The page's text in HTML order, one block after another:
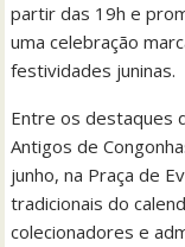
partir das 19h e
uma celebração
festividades juninas.
Entre os destaques
Antigos de
junho, na Praça de
tradicionais do
colecionadores e